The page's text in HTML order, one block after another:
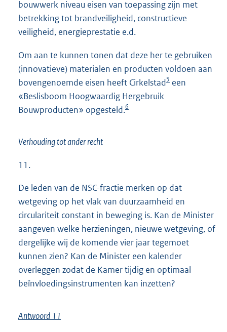
bouwwerk niveau eisen van toepassing zijn met
betrekking tot brandveiligheid, constructieve
veiligheid, energieprestatie e.d.
Om aan te kunnen tonen dat deze her te gebruiken
(innovatieve) materialen en producten voldoen aan
bovengenoemde eisen heeft Cirkelstad5 een
«Beslisboom Hoogwaardig Hergebruik
Bouwproducten» opgesteld.6
Verhouding tot ander recht
11.
De leden van de NSC-fractie merken op dat
wetgeving op het vlak van duurzaamheid en
circulariteit constant in beweging is. Kan de Minister
aangeven welke herzieningen, nieuwe wetgeving, of
dergelijke wij de komende vier jaar tegemoet
kunnen zien? Kan de Minister een kalender
overleggen zodat de Kamer tijdig en optimaal
beïnvloedingsinstrumenten kan inzetten?
Antwoord 11